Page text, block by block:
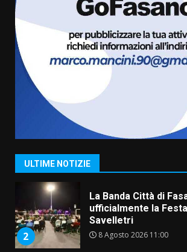
ULTIME NOTIZIE
7 Agosto 2026 06:00
Fasanese ferito a
da fuoco
6 Agosto 2026 18:13
1
Serie D, l’Us Fasano
conferma di voler
2
La Banda Città di
ufficialmente la
Savelletri
8 Agosto 2026 11:00